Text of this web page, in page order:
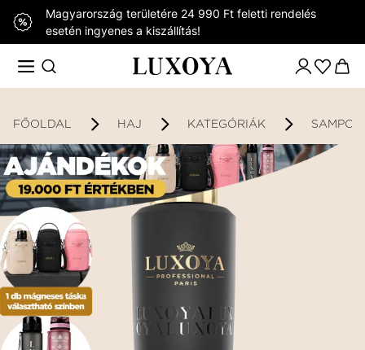
Magyarország területére 24 990 Ft feletti rendelés
esetén ingyenes a kiszállítás!
FŐOLDAL HAJ KATEGÓRIÁK